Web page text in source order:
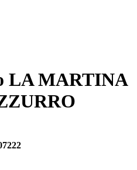
LA MARTINA